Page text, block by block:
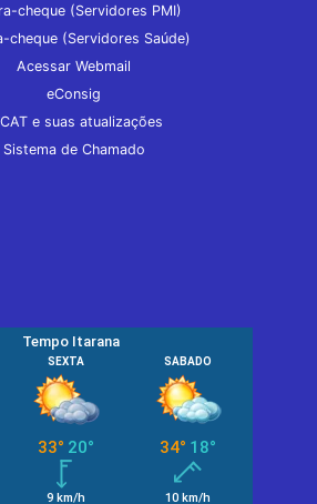
cheque (Servidores PMI)
cheque (Servidores Saúde)
Acessar Webmail
eConsig
e suas atualizações
Sistema de Chamado